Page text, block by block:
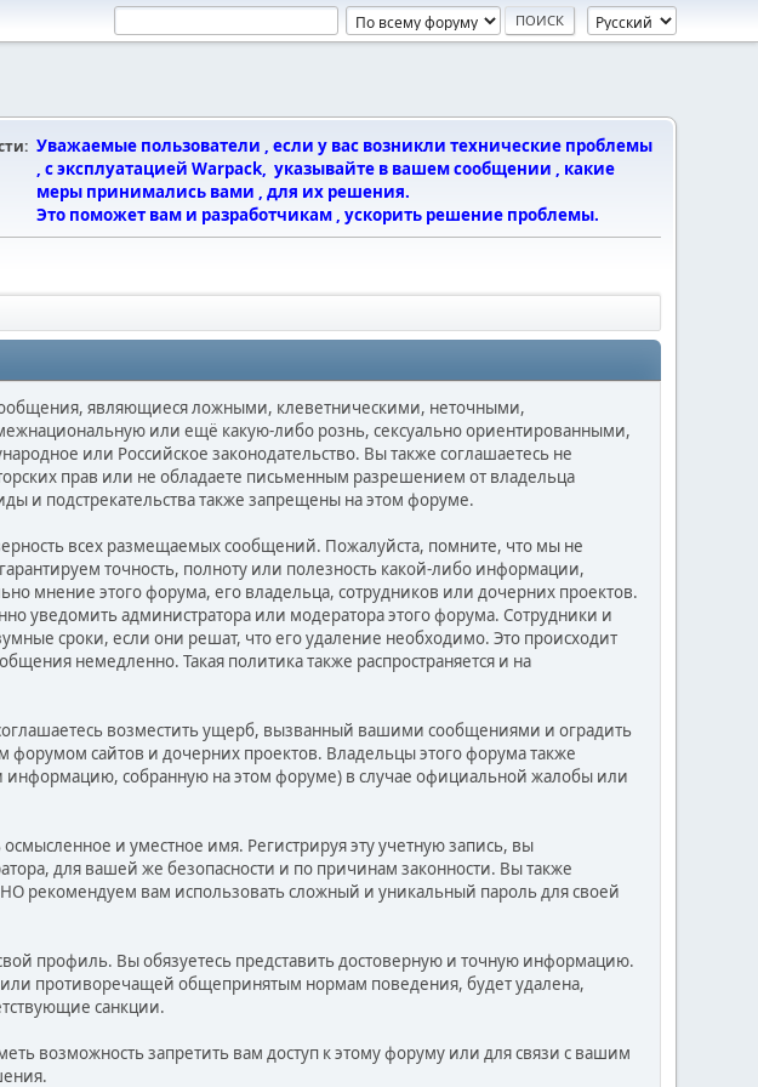
Уважаемые пользователи , если у вас возникли технические проблемы
, с эксплуатацией Warpack, указывайте в вашем сообщении , какие
меры принимались вами , для их решения.
Это поможет вам и разработчикам , ускорить решение проблемы.
являющиеся ложными, клеветническими, неточными,
или ещё какую-либо рознь, сексуально ориентированными,
или Российское законодательство. Вы также соглашаетесь не
прав или не обладаете письменным разрешением от владельца
и подстрекательства также запрещены на этом форуме.
всех размещаемых сообщений. Пожалуйста, помните, что мы не
точность, полноту или полезность какой-либо информации,
мнение этого форума, его владельца, сотрудников или дочерних проектов.
уведомить администратора или модератора этого форума. Сотрудники и
сроки, если они решат, что его удаление необходимо. Это происходит
немедленно. Такая политика также распространяется и на
возместить ущерб, вызванный вашими сообщениями и оградить
форумом сайтов и дочерних проектов. Владельцы этого форума также
собранную на этом форуме) в случае официальной жалобы или
и уместное имя. Регистрируя эту учетную запись, вы
для вашей же безопасности и по причинам законности. Вы также
рекомендуем вам использовать сложный и уникальный пароль для своей
профиль. Вы обязуетесь представить достоверную и точную информацию.
противоречащей общепринятым нормам поведения, будет удалена,
санкции.
возможность запретить вам доступ к этому форуму или для связи с вашим